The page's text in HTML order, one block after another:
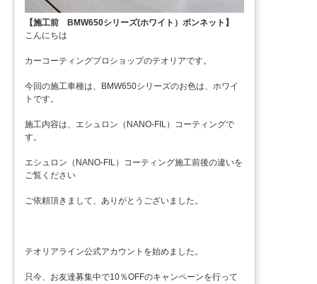
【施工前 BMW650シリーズ(ホワイト）ボンネット】
こんにちは
カーコーティングプロショップのテオリアです。
今回の施工車種は、BMW650シリーズのお色は、ホワイ
トです。
施工内容は、エシュロン（NANO-FIL）コーティングで
す。
エシュロン（NANO-FIL）コーティング施工前後の違いを
ご覧ください
ご依頼頂きまして、ありがとうございました。
テオリアライン公式アカウントを始めました。
只今、お友達募集中で10％OFFのキャンペーンを行って